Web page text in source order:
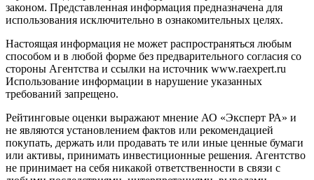
законом. Представленная информация предназначена для
использования исключительно в ознакомительных целях.
Настоящая информация не может распространяться любым
способом и в любой форме без предварительного согласия со
стороны Агентства и ссылки на источник www.raexpert.ru
Использование информации в нарушение указанных
требований запрещено.
Рейтинговые оценки выражают мнение АО «Эксперт РА» и
не являются установлением фактов или рекомендацией
покупать, держать или продавать те или иные ценные бумаги
или активы, принимать инвестиционные решения. Агентство
не принимает на себя никакой ответственности в связи с